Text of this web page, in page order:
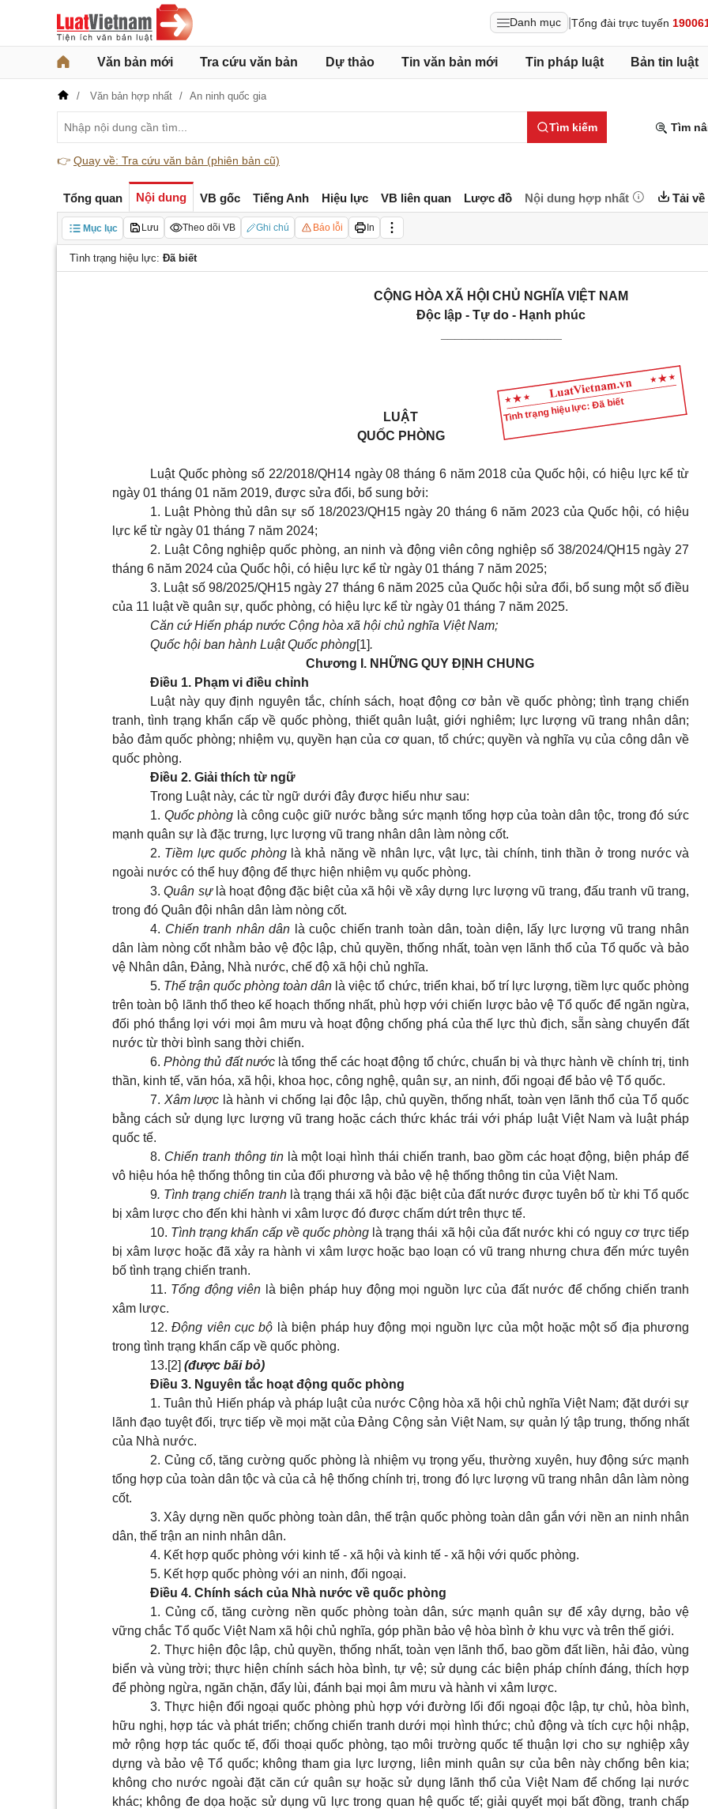
Danh mục Tổng đài trực tuyến
Văn bản mới Tra cứu văn bản Dự thảo Tin văn bản mới Tin pháp luật Bản tin luật
Văn bản hợp nhất An ninh quốc gia
Tìm kiếm Tìm
👉 Quay về: Tra cứu văn bản (phiên bản cũ)
Tổng quan Nội dung VB gốc Tiếng Anh Hiệu lực VB liên quan Lược đồ Nội dung hợp nhất Tải về
Mục lục Lưu Theo dõi VB Ghi chú Báo lỗi In
Tình trạng hiệu lực: Đã biết
Tình trạng hiệu lực: Đã biết
CỘNG HÒA XÃ HỘI CHỦ NGHĨA VIỆT NAM
Độc lập - Tự do - Hạnh phúc
LUẬT
QUỐC PHÒNG
Luật Quốc phòng số 22/2018/QH14 ngày 08 tháng 6 năm 2018 của Quốc hội, có hiệu lực kể từ
ngày 01 tháng 01 năm 2019, được sửa đổi, bổ sung bởi:
1. Luật Phòng thủ dân sự số 18/2023/QH15 ngày 20 tháng 6 năm 2023 của Quốc hội, có hiệu
lực kể từ ngày 01 tháng 7 năm 2024;
2. Luật Công nghiệp quốc phòng, an ninh và động viên công nghiệp số 38/2024/QH15 ngày 27
tháng 6 năm 2024 của Quốc hội, có hiệu lực kể từ ngày 01 tháng 7 năm 2025;
3. Luật số 98/2025/QH15 ngày 27 tháng 6 năm 2025 của Quốc hội sửa đổi, bổ sung một số điều
của 11 luật về quân sự, quốc phòng, có hiệu lực kể từ ngày 01 tháng 7 năm 2025.
Căn cứ Hiến pháp nước Cộng hòa xã hội chủ nghĩa Việt Nam;
Quốc hội ban hành Luật Quốc phòng[1].
Chương I. NHỮNG QUY ĐỊNH CHUNG
Điều 1. Phạm vi điều chỉnh
Luật này quy định nguyên tắc, chính sách, hoạt động cơ bản về quốc phòng; tình trạng chiến
tranh, tình trạng khẩn cấp về quốc phòng, thiết quân luật, giới nghiêm; lực lượng vũ trang nhân dân;
bảo đảm quốc phòng; nhiệm vụ, quyền hạn của cơ quan, tổ chức; quyền và nghĩa vụ của công dân về
quốc phòng.
Điều 2. Giải thích từ ngữ
Trong Luật này, các từ ngữ dưới đây được hiểu như sau:
1. Quốc phòng là công cuộc giữ nước bằng sức mạnh tổng hợp của toàn dân tộc, trong đó sức
mạnh quân sự là đặc trưng, lực lượng vũ trang nhân dân làm nòng cốt.
2. Tiềm lực quốc phòng là khả năng về nhân lực,vật lực, tài chính, tinh thần ở trong nước và
ngoài nước có thể huy động để thực hiện nhiệm vụ quốc phòng.
3.Quân sự là hoạt động đặc biệt của xã hội về xây dựng lực lượng vũ trang, đấu tranh vũ trang,
trong đó Quân đội nhân dân làm nòng cốt.
4. Chiến tranh nhân dân là cuộc chiến tranh toàn dân, toàn diện, lấy lực lượng vũ trang nhân
dân làm nòng cốt nhằm bảo vệ độc lập, chủ quyền, thống nhất, toàn vẹn lãnh thổ của Tổ quốc và bảo
vệ Nhân dân, Đảng, Nhà nước, chế độ xã hội chủ nghĩa.
5. Thế trận quốc phòng toàn dân là việc tổ chức, triển khai, bố trí lực lượng, tiềm lực quốc phòng
trên toàn bộ lãnh thổ theo kế hoạch thống nhất, phù hợp với chiến lược bảo vệ Tổ quốc để ngăn ngừa,
đối phó thắng lợi với mọi âm mưu và hoạt động chống phá của thế lực thù địch, sẵn sàng chuyển đất
nước từ thời bình sang thời chiến.
6.Phòng thủ đất nước là tổng thể các hoạt động tổ chức, chuẩn bị và thực hành về chính trị, tinh
thần, kinh tế, văn hóa, xã hội, khoa học, công nghệ, quân sự, an ninh, đối ngoại để bảo vệ Tổ quốc.
7. Xâm lược là hành vi chống lại độc lập, chủ quyền, thống nhất, toàn vẹn lãnh thổ của Tổ quốc
bằng cách sử dụng lực lượng vũ trang hoặc cách thức khác trái với pháp luật Việt Nam và luật pháp
quốc tế.
8. Chiến tranh thông tin là một loại hình thái chiến tranh, bao gồm các hoạt động, biện pháp để
vô hiệu hóa hệ thống thông tin của đối phương và bảo vệ hệ thống thông tin của Việt Nam.
9. Tình trạng chiến tranh là trạng thái xã hội đặc biệt của đất nước được tuyên bố từ khi Tổ quốc
bị xâm lược cho đến khi hành vi xâm lược đó được chấm dứt trên thực tế.
10. Tình trạng khẩn cấp về quốc phòng là trạng thái xã hội của đất nước khi có nguy cơ trực tiếp
bị xâm lượchoặcđã xảy ra hành vi xâm lược hoặc bạo loạn có vũ trang nhưng chưa đến mức tuyên
bố tình trạng chiến tranh.
11. Tổng động viên là biện pháp huy động mọi nguồn lực của đất nước để chống chiến tranh
xâm lược.
12.Động viên cục bộ là biện pháp huy động mọi nguồn lực của một hoặc một số địa phương
trong tình trạng khẩn cấp về quốc phòng.
13.[2] (được bãi bỏ)
Điều 3. Nguyên tắc hoạt động quốc phòng
1. Tuân thủ Hiến pháp và pháp luật của nước Cộng hòa xã hội chủ nghĩa Việt Nam; đặt dưới sự
lãnh đạo tuyệt đối, trực tiếp về mọi mặt của Đảng Cộng sản Việt Nam, sự quản lý tập trung, thống nhất
của Nhà nước.
2. Củng cố, tăng cường quốc phòng là nhiệm vụ trọng yếu, thường xuyên, huy động sức mạnh
tổng hợp của toàn dân tộc và của cả hệ thống chính trị, trong đó lực lượng vũ trang nhân dân làm nòng
cốt.
3. Xây dựng nền quốc phòng toàn dân, thế trận quốc phòng toàn dân gắn với nền an ninh nhân
dân, thế trận an ninh nhân dân.
4. Kết hợp quốc phòng với kinh tế - xã hội và kinh tế - xã hội với quốc phòng.
5. Kết hợp quốc phòng với an ninh, đối ngoại.
Điều 4. Chính sách của Nhà nước về quốc phòng
1. Củng cố, tăng cường nền quốc phòng toàn dân,sức mạnh quân sự để xây dựng, bảo vệ
vững chắc Tổ quốc Việt Nam xã hội chủ nghĩa, góp phần bảo vệ hòa bình ở khu vực và trên thế giới.
2. Thực hiện độc lập, chủ quyền, thống nhất, toàn vẹn lãnh thổ, bao gồm đất liền, hải đảo, vùng
biển và vùng trời; thực hiện chính sách hòa bình, tự vệ; sử dụng các biện pháp chính đáng, thích hợp
để phòng ngừa, ngăn chặn, đẩy lùi, đánh bại mọi âm mưu và hành vi xâm lược.
3. Thực hiện đối ngoại quốc phòng phù hợp với đường lối đối ngoại độc lập, tự chủ, hòa bình,
hữu nghị, hợp tác và phát triển; chống chiến tranh dưới mọi hình thức; chủ động và tích cực hội nhập,
mở rộng hợp tác quốc tế, đối thoại quốc phòng, tạo môi trường quốc tế thuận lợi cho sự nghiệp xây
dựng và bảo vệ Tổ quốc; không tham gia lực lượng, liên minh quân sự của bên này chống bên kia;
không cho nước ngoài đặt căn cứ quân sự hoặc sử dụng lãnh thổ của Việt Nam để chống lại nước
khác; không đe dọa hoặc sử dụng vũ lực trong quan hệ quốc tế; giải quyết mọi bất đồng, tranh chấp